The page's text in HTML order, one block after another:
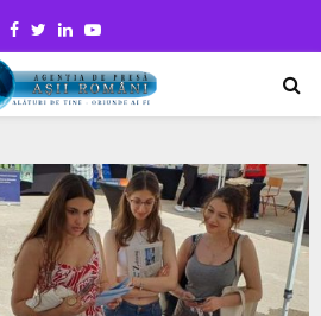
Facebook
TwitterLinkedinYoutube